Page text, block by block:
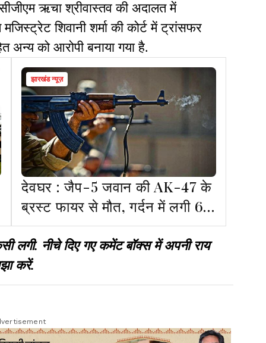
ऋचा श्रीवास्तव की अदालत में
शिवानी शर्मा की कोर्ट में ट्रांसफर
अन्य को आरोपी बनाया गया है.
झारखंड न्यूज़
देवघर : जैप-5 जवान की AK-47 के
ब्रस्ट फायर से मौत, गर्दन में लगी 6-
7 गोलियां
नीचे दिए गए कमेंट बॉक्स में अपनी राय
करें.